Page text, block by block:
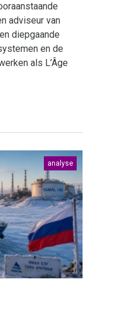
adviseur van
diepgaande
en de
als L’Âge
analyse